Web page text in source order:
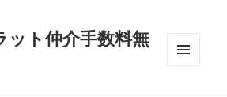
ット仲介手数料無